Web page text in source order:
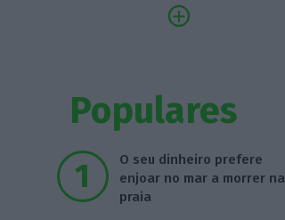
Populares
O seu dinheiro prefere
enjoar no mar a morrer na
praia